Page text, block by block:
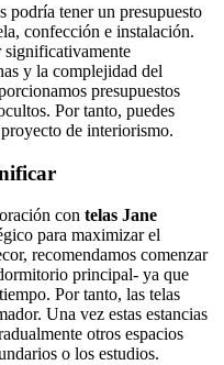
podría tener un presupuesto
confección e instalación.
significativamente
y la complejidad del
presupuestos
Por tanto, puedes
de interiorismo.
con telas Jane
para maximizar el
recomendamos comenzar
principal- ya que
Por tanto, las telas
Una vez estas estancias
otros espacios
o los estudios.